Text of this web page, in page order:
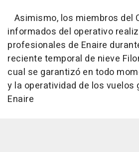
Asimismo, los miembros del
informados del operativo
profesionales de Enaire
reciente temporal de nieve
cual se garantizó en todo
y la operatividad de los vuelos
Enaire